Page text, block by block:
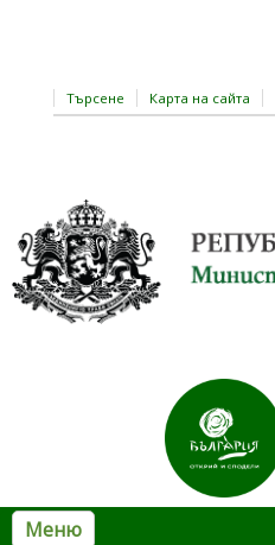
Търсене Карта на сайта
Меню